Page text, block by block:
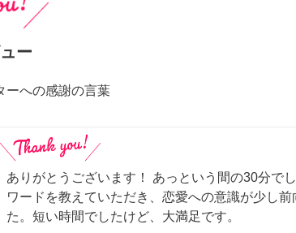
ー
ーへの感謝の言葉
ありがとうございます！ あっという間の30分で
ワードを教えていただき、恋愛への意識が少し前
た。短い時間でしたけど、大満足です。